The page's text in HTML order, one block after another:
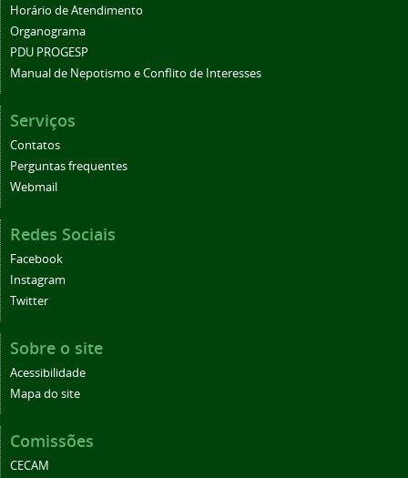
Horário de Atendimento
Organograma
PDU PROGESP
Manual de Nepotismo e Conflito de Interesses
Serviços
Contatos
Perguntas frequentes
Webmail
Redes Sociais
Facebook
Instagram
Twitter
Sobre o site
Acessibilidade
Mapa do site
Comissões
CECAM